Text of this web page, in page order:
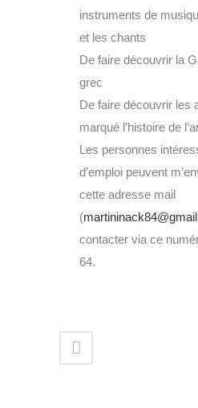
instruments de
et les chants
De faire découvrir la
grec
De faire découvrir les
marqué l’histoire de
Les personnes
d’emploi peuvent
cette adresse mail
(
contacter via ce
64.